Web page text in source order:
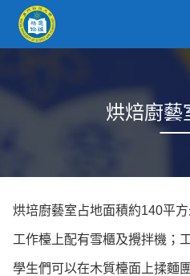
烘焙廚藝
烘培廚藝室占地面積約140平
工作檯上配有雪櫃及攪拌機；
學生們可以在木質檯面上揉麵